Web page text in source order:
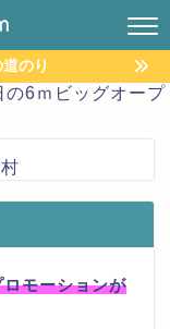
のり
の6ｍビッグオープ
モーションが